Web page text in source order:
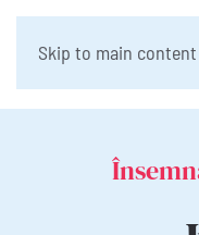
Skip to main content